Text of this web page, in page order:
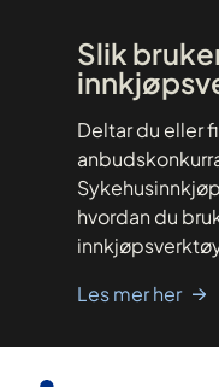
Slik
Deltar du eller
hvordan du
Les mer her